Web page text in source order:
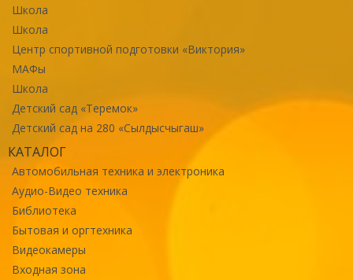
Школа
Школа
Центр спортивной подготовки «Виктория»
МАФы
Школа
Детский сад «Теремок»
Детский сад на 280 «Сылдысчыгаш»
КАТАЛОГ
Автомобильная техника и электроника
Аудио-Видео техника
Библиотека
Бытовая и оргтехника
Видеокамеры
Входная зона